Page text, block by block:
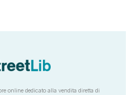
online dedicato alla vendita diretta di